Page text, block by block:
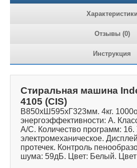
Характеристики
Отзывы (0)
Инструкция
Стиральная машина
4105 (CIS)
В850хШ595хГ323мм. 4кг.
энергоэффективности: А.
A/C. Количество программ:
электромеханическое.
протечек. Контроль
шума: 59дБ. Цвет: Белый.